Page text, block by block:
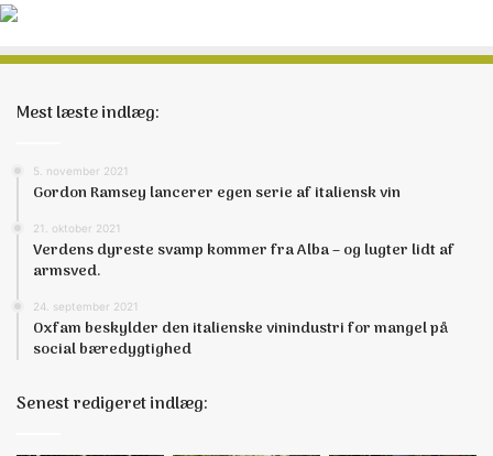
Mest læste indlæg:
5. november 2021
Gordon Ramsey lancerer egen serie af italiensk vin
21. oktober 2021
Verdens dyreste svamp kommer fra Alba – og lugter lidt af
armsved.
24. september 2021
Oxfam beskylder den italienske vinindustri for mangel på
social bæredygtighed
Senest redigeret indlæg: